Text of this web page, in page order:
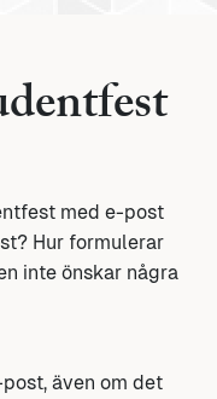
med e-post
Hur formulerar
inte önskar några
även om det